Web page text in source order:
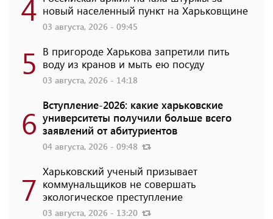
4 новый населенный пункт на Харьковщине
03 августа, 2026 - 09:45
5 В пригороде Харькова запретили пить
воду из кранов и мыть ею посуду
03 августа, 2026 - 14:18
6 Вступление-2026: какие харьковские
университеты получили больше всего
заявлений от абитуриентов
04 августа, 2026 - 09:48
7 Харьковский ученый призывает
коммунальщиков не совершать
экологическое преступление
03 августа, 2026 - 13:20